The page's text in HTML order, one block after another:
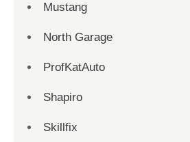
Mustang
North Garage
ProfKatAuto
Shapiro
Skillfix